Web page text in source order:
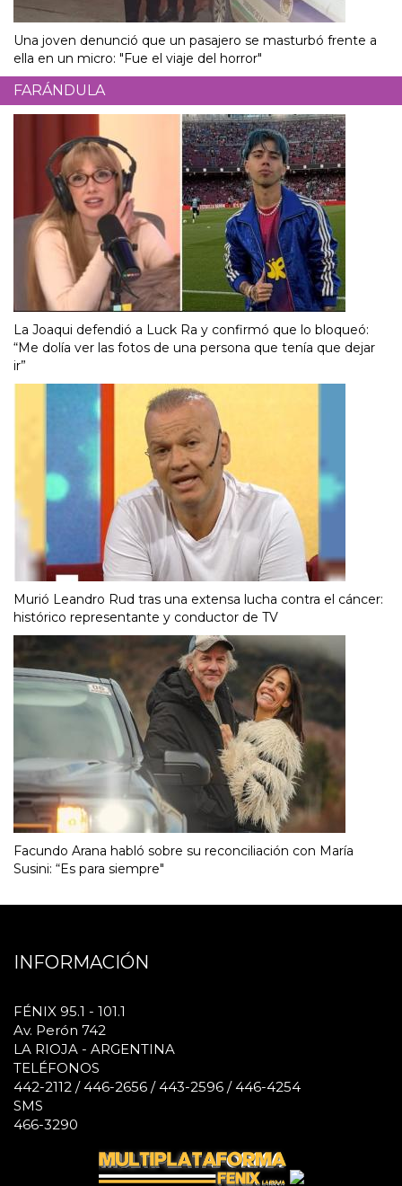
Una joven denunció que un pasajero se masturbó frente a
ella en un micro: "Fue el viaje del horror"
FARÁNDULA
La Joaqui defendió a Luck Ra y confirmó que lo bloqueó:
“Me dolía ver las fotos de una persona que tenía que dejar
ir”
Murió Leandro Rud tras una extensa lucha contra el cáncer:
histórico representante y conductor de TV
Facundo Arana habló sobre su reconciliación con María
Susini: “Es para siempre"
INFORMACIÓN
FÉNIX 95.1 - 101.1
Av. Perón 742
LA RIOJA - ARGENTINA
TELÉFONOS
442-2112 / 446-2656 / 443-2596 / 446-4254
SMS
466-3290